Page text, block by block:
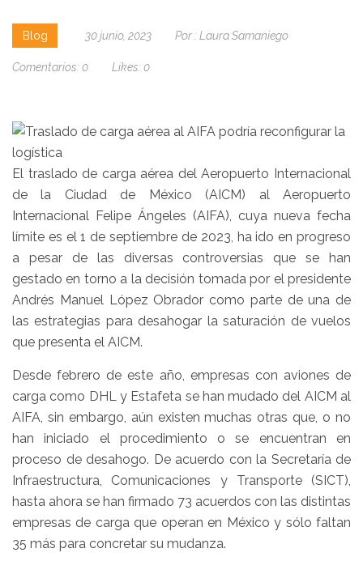
Blog 30 junio, 2023 Por : Laura Samaniego
Comentarios: 0 Likes: 0
El traslado de carga aérea del Aeropuerto Internacional
de la Ciudad de México (AICM) al Aeropuerto
Internacional Felipe Ángeles (AIFA), cuya nueva fecha
límite es el 1 de septiembre de 2023, ha ido en progreso
a pesar de las diversas controversias que se han
gestado en torno a la decisión tomada por el presidente
Andrés Manuel López Obrador como parte de una de
las estrategias para desahogar la saturación de vuelos
que presenta el AICM.
Desde febrero de este año, empresas con aviones de
carga como DHL y Estafeta se han mudado del AICM al
AIFA, sin embargo, aún existen muchas otras que, o no
han iniciado el procedimiento o se encuentran en
proceso de desahogo. De acuerdo con la Secretaría de
Infraestructura, Comunicaciones y Transporte (SICT),
hasta ahora se han firmado 73 acuerdos con las distintas
empresas de carga que operan en México y sólo faltan
35 más para concretar su mudanza.